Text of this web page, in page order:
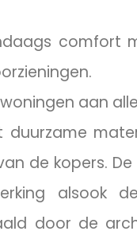
comfort
aan
de kopers.
alsook
door de